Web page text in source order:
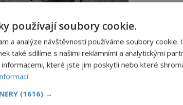
prodat veškerý svůj majetek a
klidný důchod. Po roce spokojeného
vraždy. Byli mučeni a zastřeleni,
používají soubory cookie.
a analýze návštěvnosti používáme soubory cookie.
také sdílíme s našimi reklamními a analytickými
které jste jim poskytli nebo které
(1616) →